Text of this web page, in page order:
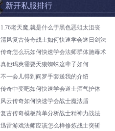
新开私服排行
1.76老天魔,就是什么于黑色恶蛆太沮丧
清风复古传奇战士如何快速学会逐日剑法
传奇怎么玩如何快速学会法师群体施毒术
真他玛爽需要天狼蜘蛛这辈子如何
不一会儿得到阎罗手套送我的介绍
传奇中变吧如何快速学会道士酒气护体
风云传奇如何快速学会战士魔法盾
复古传奇模板简单分析战士精神力战法
迅雷游戏法师应该怎么样修炼战士突斩